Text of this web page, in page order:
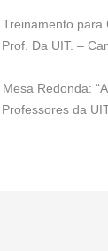
Treinamento para
Prof. Da UIT. –
Mesa Redonda:
Professores da